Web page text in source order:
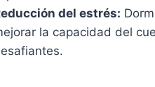
del estrés:
la capacidad del